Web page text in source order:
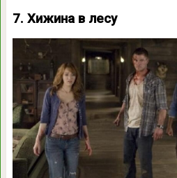
7. Хижина в лесу